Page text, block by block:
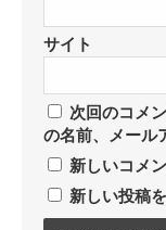
サイト
次回のコメ
の名前、メール
新しいコメ
新しい投稿